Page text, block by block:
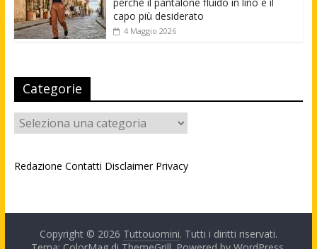
capo più desiderato
4 Maggio 2026
Categorie
Categorie
Redazione Contatti Disclaimer Privacy
Copyright © 2026 Tuttouomini. Tutti i diritti riservati.